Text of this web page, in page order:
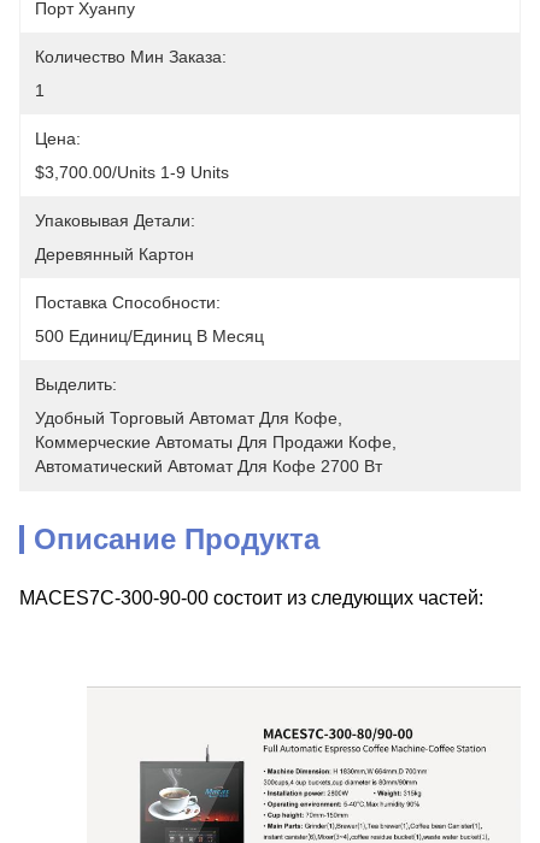
Порт Хуанпу
Количество Мин Заказа:
1
Цена:
$3,700.00/units 1-9 Units
Упаковывая Детали:
Деревянный Картон
Поставка Способности:
500 Единиц/единиц В Месяц
Выделить:
Удобный Торговый Автомат Для Кофе
Коммерческие Автоматы Для Продажи Кофе
Автоматический Автомат Для Кофе 2700 Вт
Описание Продукта
MACES7C-300-90-00 состоит из следующих частей: